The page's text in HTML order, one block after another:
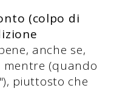
(colpo di
anche se,
mentre (quando
piuttosto che